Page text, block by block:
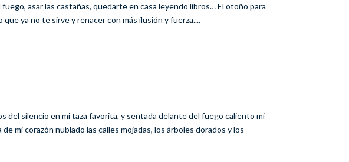
asar las castañas, quedarte en casa leyendo libros… El otoño para
ya no te sirve y renacer con más ilusión y fuerza....
del silencio en mi taza favorita, y sentada delante del fuego caliento mi
mi corazón nublado las calles mojadas, los árboles dorados y los